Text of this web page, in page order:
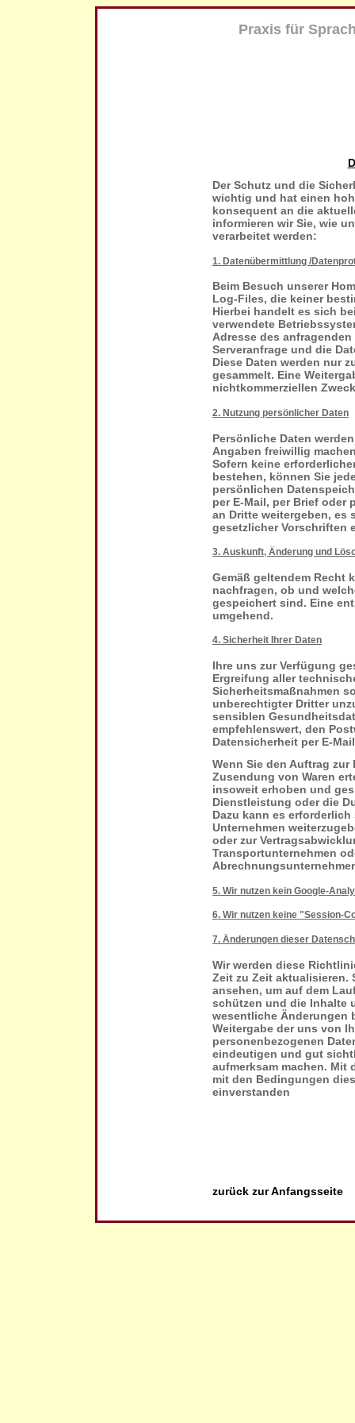
Praxis für
Der Schutz und die
wichtig und hat einen
konsequent an die
informieren wir Sie, wie
verarbeitet werden:
1. Datenübermittlung /
Beim Besuch unserer
Log-Files, die keiner
Hierbei handelt es sich
verwendete
Adresse des
Serveranfrage und die
Diese Daten werden nur
gesammelt. Eine
nichtkommerziellen
2. Nutzung persönlicher Daten
Persönliche Daten
Angaben freiwillig
Sofern keine
bestehen, können Sie
persönlichen
per E-Mail, per Brief oder
an Dritte weitergeben, es
gesetzlicher Vorschriften
3. Auskunft, Änderung und
Gemäß geltendem Recht
nachfragen, ob und
gespeichert sind. Eine
umgehend.
4. Sicherheit Ihrer Daten
Ihre uns zur Verfügung
Ergreifung aller
Sicherheitsmaßnahmen
unberechtigter Dritter
sensiblen
empfehlenswert, den
Datensicherheit per E-
Wenn Sie den Auftrag
Zusendung von Waren
insoweit erhoben und
Dienstleistung oder die
Dazu kann es
Unternehmen
oder zur
Transportunternehmen
5. Wir nutzen kein Google-
6. Wir nutzen keine "Session-
7. Änderungen dieser
Wir werden diese
Zeit zu Zeit
ansehen, um auf dem
schützen und die Inhalte
wesentliche Änderungen
Weitergabe der uns von
personenbezogenen
eindeutigen und gut
aufmerksam machen. Mit
mit den Bedingungen
einverstanden
zurück zur Anfangsseite